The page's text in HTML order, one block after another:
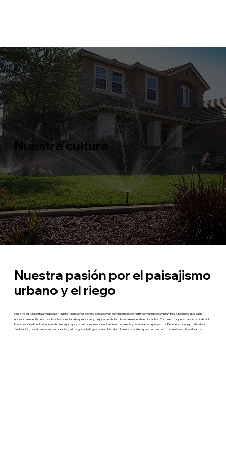
Nuestra cultura
Nuestra pasión por el paisajismo
urbano y el riego
Nuestra cultura está arraigada en un profundo amor por los paisajes y un compromiso de nutrir comunidades vibrantes. Creemos que cada
espacio verde tiene el poder de conectar a las personas y mejorar la calidad de vida en nuestras ciudades. Con un enfoque en la sostenibilidad,
la innovación y la inclusión, nuestro equipo aporta una combinación única de experiencia y pasión a cada proyecto. Desde el concepto hasta su
finalización, priorizamos la colaboración, la integridad y la gestión ambiental. Únase a nosotros para cultivar un futuro más verde y vibrante.